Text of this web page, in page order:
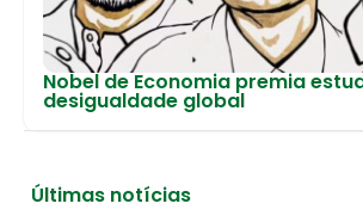
Nobel de Economia premia
desigualdade global
Últimas notícias